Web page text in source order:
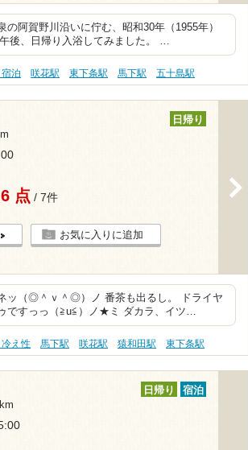
阿賀野川沿いに佇む、昭和30年（1955年）
後、日帰り入浴してみました。 …
泊 咲花駅 東下条駅 馬下駅 五十島駅
日帰り
点 / 7件
お気に入りに追加
ッ（◎＾ｖ＾◎）ノ 番茶も出るし。 ドライヤ
ですっっ（≧u≦）ノ★ミ ダカラ、イツ…
え性 馬下駅 咲花駅 猿和田駅 東下条駅
日帰り 宿泊